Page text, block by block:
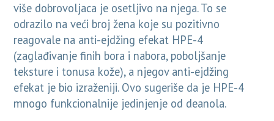
više dobrovoljaca je osetljivo na njega. To se
odrazilo na veći broj žena koje su pozitivno
reagovale na anti-ejdžing efekat HPE-4
(zaglađivanje finih bora i nabora, poboljšanje
teksture i tonusa kože), a njegov anti-ejdžing
efekat je bio izraženiji. Ovo sugeriše da je HPE-4
mnogo funkcionalnije jedinjenje od deanola.